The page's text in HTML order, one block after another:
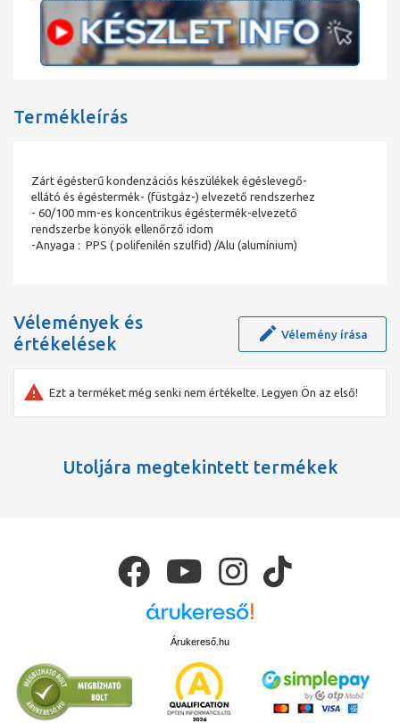
Termékleírás
Zárt égésterű kondenzációs készülékek égéslevegő-
ellátó és égéstermék- (füstgáz-) elvezető rendszerhez
- 60/100 mm-es koncentrikus égéstermék-elvezető
rendszerbe könyök ellenőrző idom
-Anyaga : PPS ( polifenilén szulfid) /Alu (alumínium)
Vélemények és
értékelések
Vélemény írása
Ezt a terméket még senki nem értékelte. Legyen Ön az első!
Utoljára megtekintett termékek
Árukereső.hu